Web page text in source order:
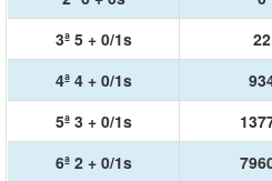
3ª 5 + 0/1s
22
4ª 4 + 0/1s
5ª 3 + 0/1s
6ª 2 + 0/1s